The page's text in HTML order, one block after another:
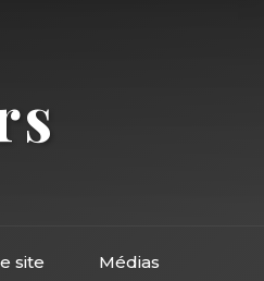
site Médias